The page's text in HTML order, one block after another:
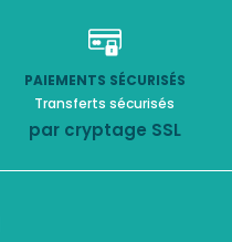
PAIEMENTS SÉCURISÉS
Transferts sécurisés
par cryptage SSL